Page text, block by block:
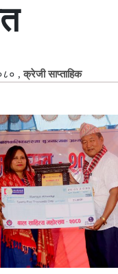
,क्रेजी साप्ताहिक